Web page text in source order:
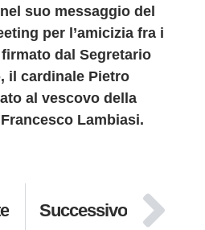
suo messaggio del
per l’amicizia fra i
dal Segretario
il cardinale Pietro
al vescovo della
Lambiasi.
Successivo